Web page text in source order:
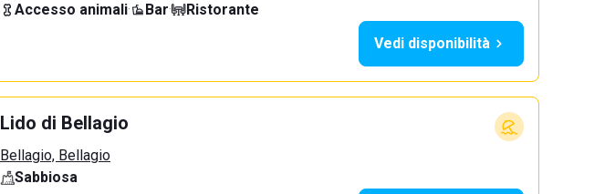
Accesso animali· Bar·
Ristorante
Vedi disponibilità
Lido di Bellagio
Bellagio, Bellagio
Sabbiosa